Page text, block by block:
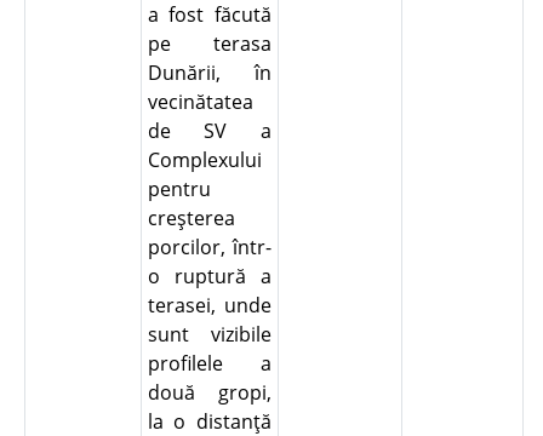
a fost făcută
pe terasa
Dunării, în
vecinătatea
de SV a
Complexului
pentru
creşterea
porcilor, într-
o ruptură a
terasei, unde
sunt vizibile
profilele a
două gropi,
la o distanţă